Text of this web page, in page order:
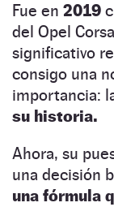
Fue en 2019
del Opel
significativo
consigo una
importancia:
su historia.
Ahora, su
una decisión
una fórmula